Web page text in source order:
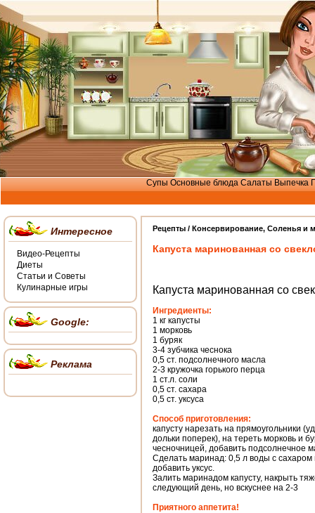
Супы Основные блюда Салаты Выпечка
Рецепты / Консервирование, Соленья и
Капуста маринованная со
Капуста маринованная со
Ингредиенты:
1 кг капусты
1 морковь
1 буряк
3-4 зубчика чеснока
0,5 ст. подсолнечного масла
2-3 кружочка горького перца
1 ст.л. соли
0,5 ст. сахара
0,5 ст. уксуса
Способ приготовления:
капусту нарезать на прямоугольники
дольки поперек), на тереть морковь и
чесночницей, добавить подсолнечное
Сделать маринад: 0,5 л воды с сахаром
добавить уксус.
Залить маринадом капусту, накрыть
следующий день, но вскуснее на 2-3
Приятного аппетита!
Интересное
Видео-Рецепты
Диеты
Статьи и Советы
Кулинарные игры
Google:
Реклама